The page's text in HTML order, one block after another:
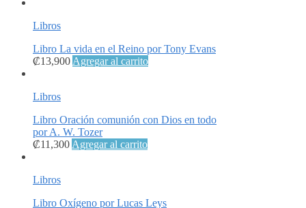
Libros
Libro La vida en el Reino por Tony Evans
₡13,900 Agregar al carrito
Libros
Libro Oración comunión con Dios en todo
por A. W. Tozer
₡11,300 Agregar al carrito
Libros
Libro Oxígeno por Lucas Leys